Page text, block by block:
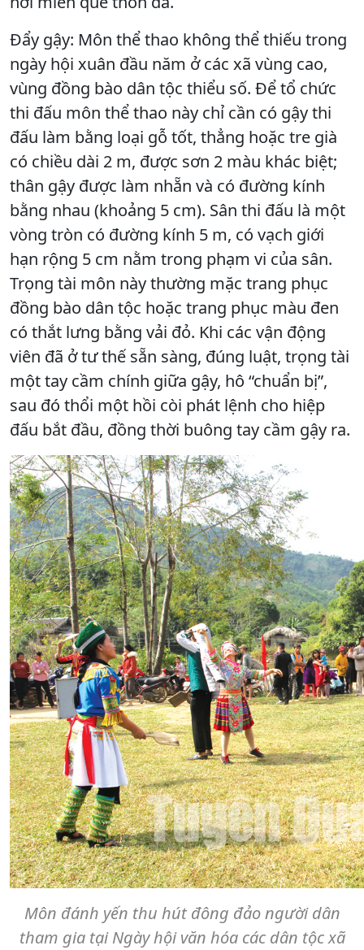
Đẩy gậy: Môn thể thao không thể thiếu trong
ngày hội xuân đầu năm ở các xã vùng cao,
vùng đồng bào dân tộc thiểu số. Để tổ chức
thi đấu môn thể thao này chỉ cần có gậy thi
đấu làm bằng loại gỗ tốt, thẳng hoặc tre già
có chiều dài 2 m, được sơn 2 màu khác biệt;
thân gậy được làm nhẵn và có đường kính
bằng nhau (khoảng 5 cm). Sân thi đấu là một
vòng tròn có đường kính 5 m, có vạch giới
hạn rộng 5 cm nằm trong phạm vi của sân.
Trọng tài môn này thường mặc trang phục
đồng bào dân tộc hoặc trang phục màu đen
có thắt lưng bằng vải đỏ. Khi các vận động
viên đã ở tư thế sẵn sàng, đúng luật, trọng tài
một tay cầm chính giữa gậy, hô “chuẩn bị”,
sau đó thổi một hồi còi phát lệnh cho hiệp
đấu bắt đầu, đồng thời buông tay cầm gậy ra.
Môn đánh yến thu hút đông đảo người dân
tham gia tại Ngày hội văn hóa các dân tộc xã